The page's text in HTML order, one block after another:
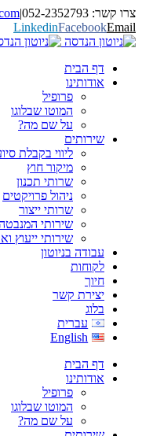
|
Linkedin
הבית
המוטו שבלוגו
על שם מה?
ליווי בקבלת סיוע
מיקור חוץ
שרותי תכנון
ניהול פרויקטים
שרותי ייצור
שירותי המנבטה
שירותי ייעוץ ואוטומציה
בניוטון
קשר
עברית
English
הבית
המוטו שבלוגו
על שם מה?